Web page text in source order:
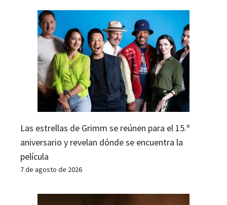
Las estrellas de Grimm se reúnen para el 15.º
aniversario y revelan dónde se encuentra la
película
7 de agosto de 2026